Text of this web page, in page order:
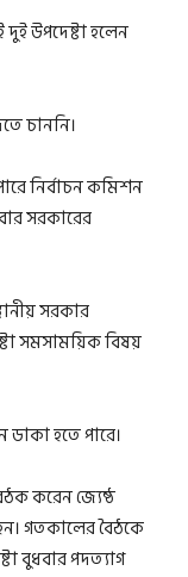
দুই উপদেষ্টা হলেন
চাননি।
নির্বাচন কমিশন
সরকারের
সরকার
সমসাময়িক বিষয়
হতে পারে।
করেন জ্যেষ্ঠ
গতকালের বৈঠকে
বুধবার পদত্যাগ